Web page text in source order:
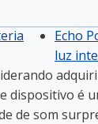
Echo
luz
dispositivo é
de som